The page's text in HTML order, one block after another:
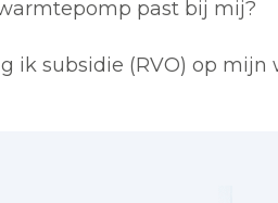
past bij mij?
ik subsidie (RVO) op mijn